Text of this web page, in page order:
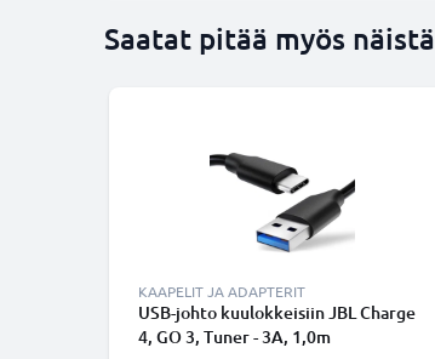
Saatat pitää myös näistä
KAAPELIT JA ADAPTERIT
USB-johto kuulokkeisiin JBL Charge
4, GO 3, Tuner - 3A, 1,0m